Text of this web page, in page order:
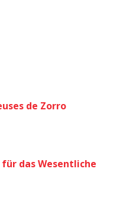
de Zorro
für das Wesentliche